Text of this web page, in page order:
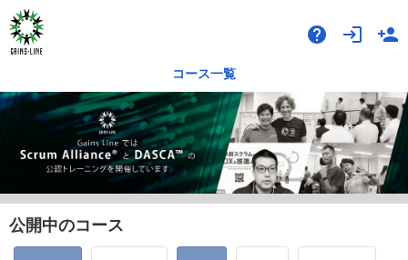
help login person_add
コース一覧
公開中のコース